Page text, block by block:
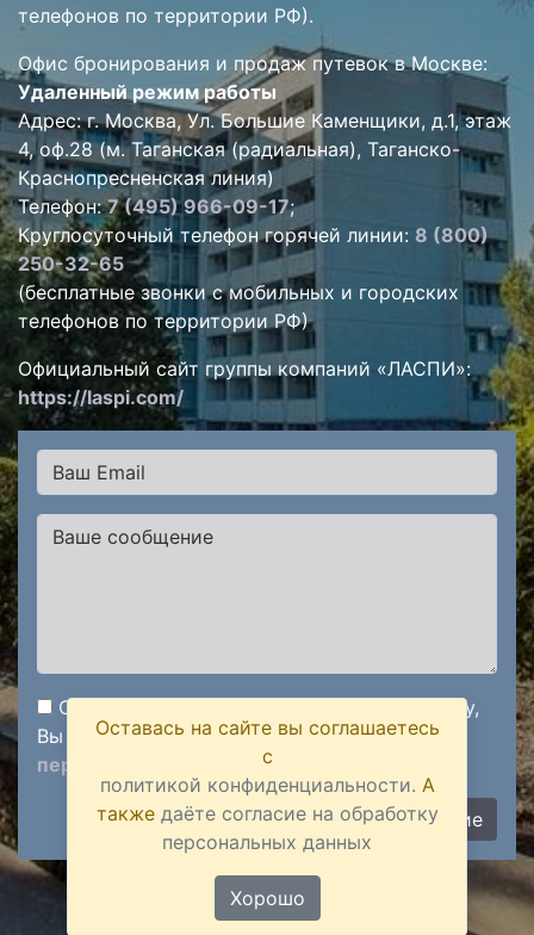
телефонов по территории РФ).
Офис бронирования и продаж путевок в Москве:
Удаленный режим работы
Адрес: г. Москва, Ул. Большие Каменщики, д.1, этаж
4, оф.28 (м. Таганская (радиальная), Таганско-
Краснопресненская линия)
Телефон:7 (495) 966-09-17;
Круглосуточный телефон горячей линии: 8 (800)
250-32-65
(бесплатные звонки с мобильных и городских
телефонов по территории РФ)
Официальный сайт группы компаний «ЛАСПИ»:
https://laspi.com/
Отправляя сообщение через данную форму,
Вы подтверждаетесогласие на обработку
персональных данных
Отправить сообщение
персональных данных
Оставась на сайте вы соглашаетесь
с
политикой конфиденциальности. А
также даёте согласие на обработку
персональных данных
Хорошо